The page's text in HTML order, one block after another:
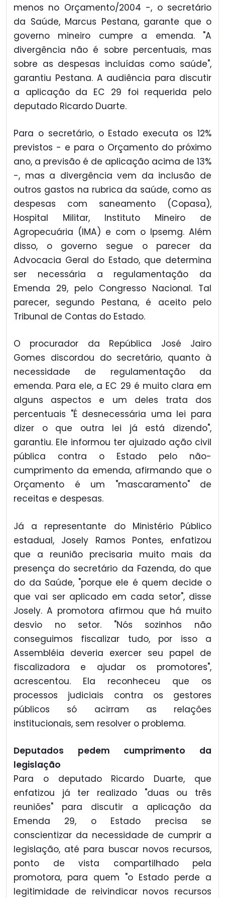
menos no Orçamento/2004 -, o secretário
da Saúde, Marcus Pestana, garante que o
governo mineiro cumpre a emenda. "A
divergência não é sobre percentuais, mas
sobre as despesas incluídas como saúde",
garantiu Pestana. A audiência para discutir
a aplicação da EC 29 foi requerida pelo
deputado Ricardo Duarte.
Para o secretário, o Estado executa os 12%
previstos - e para o Orçamento do próximo
ano, a previsão é de aplicação acima de 13%
-, mas a divergência vem da inclusão de
outros gastos na rubrica da saúde, como as
despesas com saneamento (Copasa),
Hospital Militar, Instituto Mineiro de
Agropecuária (IMA) e com o Ipsemg. Além
disso, o governo segue o parecer da
Advocacia Geral do Estado, que determina
ser necessária a regulamentação da
Emenda 29, pelo Congresso Nacional. Tal
parecer, segundo Pestana, é aceito pelo
Tribunal de Contas do Estado.
O procurador da República José Jairo
Gomes discordou do secretário, quanto à
necessidade de regulamentação da
emenda. Para ele, a EC 29 é muito clara em
alguns aspectos e um deles trata dos
percentuais "É desnecessária uma lei para
dizer o que outra lei já está dizendo",
garantiu. Ele informou ter ajuizado ação civil
pública contra o Estado pelo não-
cumprimento da emenda, afirmando que o
Orçamento é um "mascaramento" de
receitas e despesas.
Já a representante do Ministério Público
estadual, Josely Ramos Pontes, enfatizou
que a reunião precisaria muito mais da
presença do secretário da Fazenda, do que
do da Saúde, "porque ele é quem decide o
que vai ser aplicado em cada setor", disse
Josely. A promotora afirmou que há muito
desvio no setor. "Nós sozinhos não
conseguimos fiscalizar tudo, por isso a
Assembléia deveria exercer seu papel de
fiscalizadora e ajudar os promotores",
acrescentou. Ela reconheceu que os
processos judiciais contra os gestores
públicos só acirram as relações
institucionais, sem resolver o problema.
Deputados pedem cumprimento da
legislação
Para o deputado Ricardo Duarte, que
enfatizou já ter realizado "duas ou três
reuniões" para discutir a aplicação da
Emenda 29, o Estado precisa se
conscientizar da necessidade de cumprir a
legislação, até para buscar novos recursos,
ponto de vista compartilhado pela
promotora, para quem "o Estado perde a
legitimidade de reivindicar novos recursos